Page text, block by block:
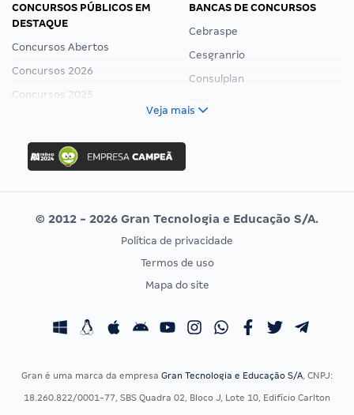
CONCURSOS PÚBLICOS EM
DESTAQUE
Concursos Abertos
Concursos 2026
Concursos 2025
Concurso Ibama
Concurso MPU
Editais publicados
BANCAS DE CONCURSOS
Cebraspe
Cesgranrio
Consulplan
Vunesp
CONCURSOS POR PROFISSÃO
Concursos Fiscais
EXAME DE ORDEM
Calendário OAB
Veja mais
© 2012 - 2026 Gran Tecnologia e Educação S/A.
Política de privacidade
Termos de uso
Mapa do site
Gran é uma marca da empresa Gran Tecnologia e Educação S/A, CNPJ:
18.260.822/0001-77, SBS Quadra 02, Bloco J, Lote 10, Edifício Carlton